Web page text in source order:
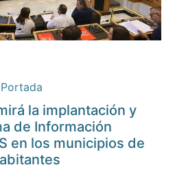
Portada
la implantación y
de Información
en los municipios de